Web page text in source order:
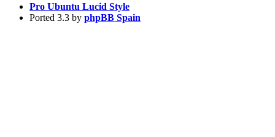
Pro Ubuntu Lucid Style
Ported 3.3 by phpBB Spain